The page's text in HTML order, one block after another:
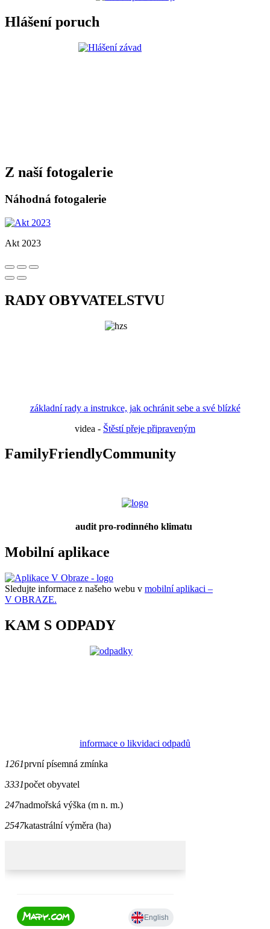
Hlášení poruch
Z naší fotogalerie
Náhodná fotogalerie
Akt 2023
RADY OBYVATELSTVU
základní rady a instrukce, jak ochránit sebe a své blízké
videa - Štěstí přeje připraveným
FamilyFriendlyCommunity
audit pro-rodinného klimatu
Mobilní aplikace
Sledujte informace z našeho webu v mobilní aplikaci –
V OBRAZE.
KAM S ODPADY
informace o likvidaci odpadů
1261první písemná zmínka
3331počet obyvatel
247nadmořská výška (m n. m.)
2547katastrální výměra (ha)